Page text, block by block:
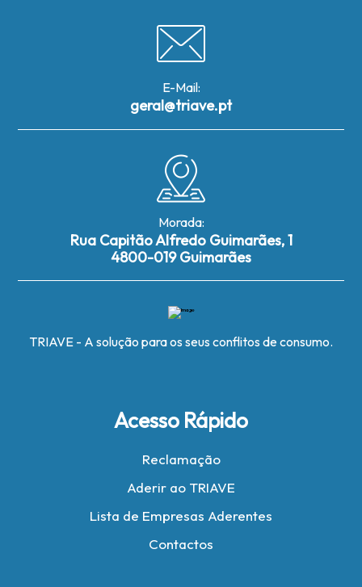
E-Mail:
geral@triave.pt
Morada:
Rua Capitão Alfredo Guimarães, 1
4800-019 Guimarães
TRIAVE - A solução para os seus conflitos de consumo.
Acesso Rápido
Reclamação
Aderir ao TRIAVE
Lista de Empresas Aderentes
Contactos